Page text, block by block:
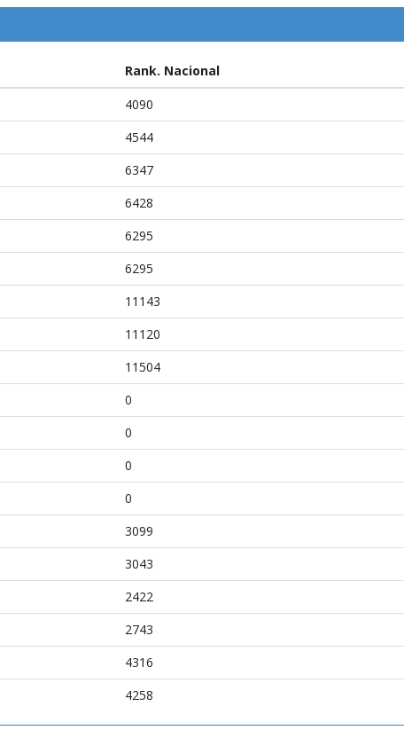
Rank. Nacional
4090
4544
6347
6428
6295
6295
11143
11120
11504
0
0
0
0
3099
3043
2422
2743
4316
4258